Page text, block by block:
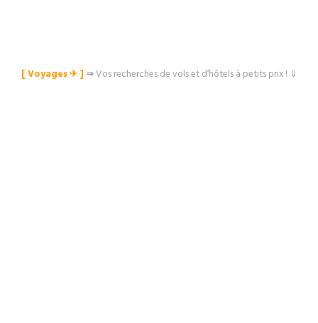
[ Voyages ✈︎ ]⇒Vos recherches de vols et d’hôtels à petits prix ! ⇓